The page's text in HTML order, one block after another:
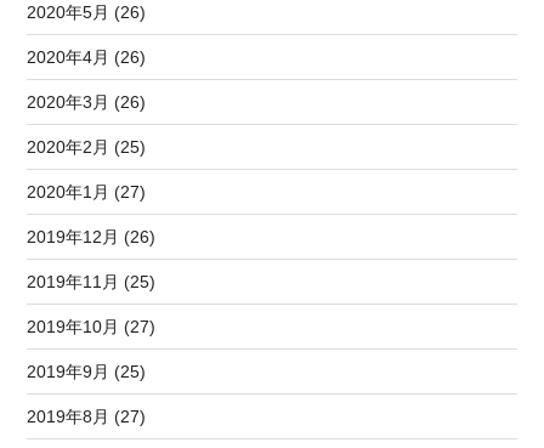
2020年5月 (26)
2020年4月 (26)
2020年3月 (26)
2020年2月 (25)
2020年1月 (27)
2019年12月 (26)
2019年11月 (25)
2019年10月 (27)
2019年9月 (25)
2019年8月 (27)